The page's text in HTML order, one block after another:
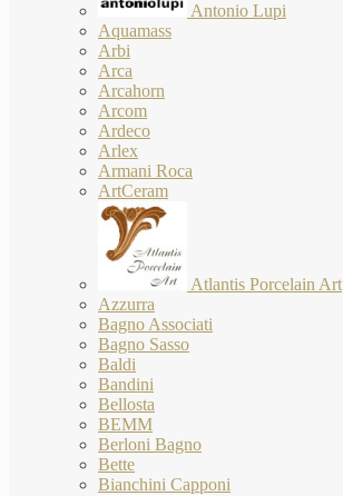
Antonio Lupi
Aquamass
Arbi
Arca
Arcahorn
Arcom
Ardeco
Arlex
Armani Roca
ArtCeram
Atlantis Porcelain Art
Azzurra
Bagno Associati
Bagno Sasso
Baldi
Bandini
Bellosta
BEMM
Berloni Bagno
Bette
Bianchini Capponi